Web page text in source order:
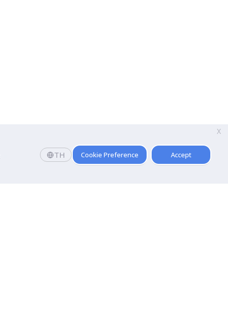
TH Cookie Preference Accept
X